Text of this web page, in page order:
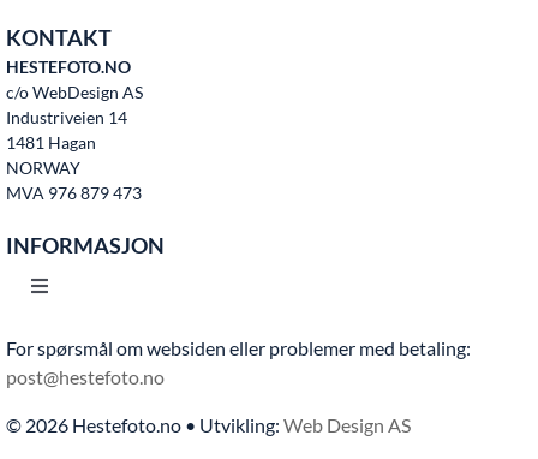
KONTAKT
HESTEFOTO.NO
c/o WebDesign AS
Industriveien 14
1481 Hagan
NORWAY
MVA 976 879 473
INFORMASJON
Toggle
Hjem
Bruksvilkår
For spørsmål om websiden eller problemer med betaling:
post@hestefoto.no
© 2026 Hestefoto.no • Utvikling: Web Design AS